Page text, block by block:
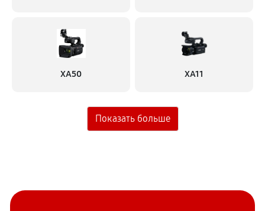
XA50 XA11